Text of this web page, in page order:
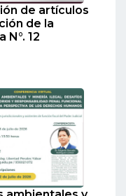
de artículos
de la
12